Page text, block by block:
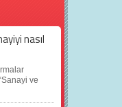
nasıl
ve